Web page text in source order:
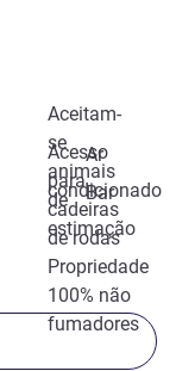
Aceitam-
se
animais
de
estimação
Acesso
para
cadeiras
de rodas
Ar
condicionado
Bar
Propriedade
100% não
fumadores